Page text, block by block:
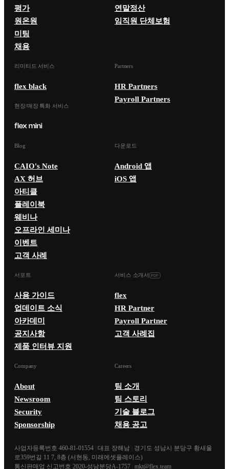
평가
원온원
미팅
채용
연말정산
임직원 단체보험
리미티드 서비스
flex black
현장/매장 특화 서비스
Partners
HR Partners
Payroll Partners
Blog
CAIO's Note
AX 허브
아티클
플레이북
웨비나
오프라인 세미나
이벤트
고객 사례
다운로드
Android 앱
iOS 앱
서포트
사용 가이드
업데이트 소식
아카데미
공지사항
제품 인터뷰 지원
서비스 소개서
flex
HR Partner
Payroll Partner
고객 사례집
Company
About
Newsroom
Security
Sponsorship
Careers
팀 소개
팀 스토리
기술 블로그
채용 공고
사업자등록번호 460-81-01554 대표 장해남
경기도 성남시 분당구 황새울
로359번길 11 7, 8층 (서현동, 미래에셋플레이스)
통신판매업 신고번호 2020-성남분당A-1757 mkt@flex.team